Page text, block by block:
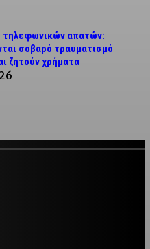
τηλεφωνικών απατών:
σοβαρό τραυματισμό
ζητούν χρήματα